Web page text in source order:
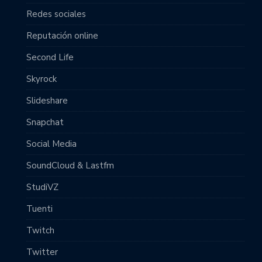
Redes sociales
Reputación online
Second Life
Skyrock
Slideshare
Snapchat
Social Media
SoundCloud & Lastfm
StudiVZ
Tuenti
Twitch
Twitter